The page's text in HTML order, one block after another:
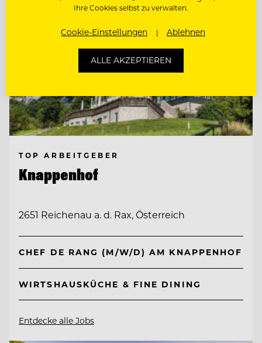
TOP ARBEITGEBER
Knappenhof
2651 Reichenau a. d. Rax, Österreich
CHEF DE RANG (M/W/D) AM KNAPPENHOF
WIRTSHAUSKÜCHE & FINE DINING
Entdecke alle Jobs
Ihre Cookies selbst zu verwalten.
Cookie-Einstellungen Ablehnen
ALLE AKZEPTIEREN